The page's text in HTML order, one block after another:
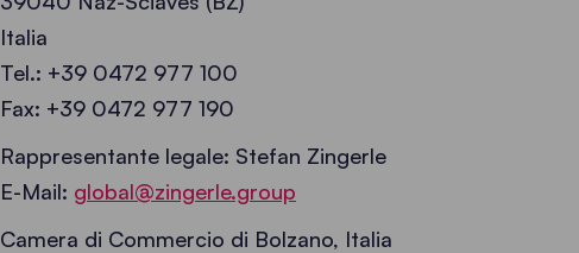
Italia
Tel.: +39 0472 977 100
Fax: +39 0472 977 190
Rappresentante legale: Stefan Zingerle
E-Mail: global@zingerle.group
Camera di Commercio di Bolzano, Italia